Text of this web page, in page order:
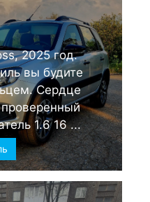
2025 год.
вы будите
Сердце
проверенный
1.6 16 ...